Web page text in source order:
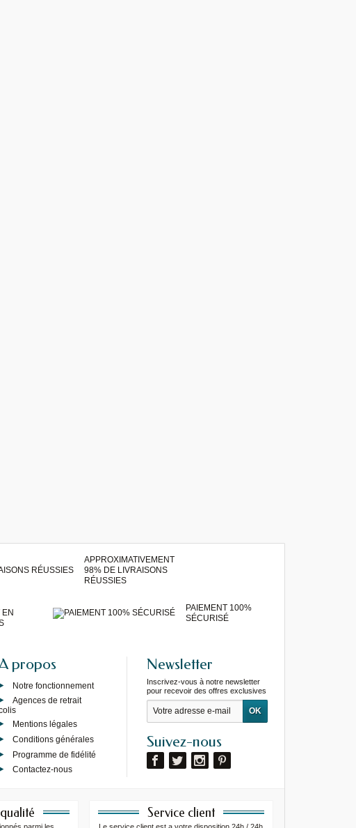
APPROXIMATIVEMENT
98% DE LIVRAISONS
RÉUSSIES
PAIEMENT 100%
SÉCURISÉ
propos
Notre fonctionnement
Agences de retrait
Mentions légales
Conditions générales
Programme de fidélité
Contactez-nous
Newsletter
Inscrivez-vous à notre newsletter
pour recevoir des offres exclusives
Suivez-nous
Service client